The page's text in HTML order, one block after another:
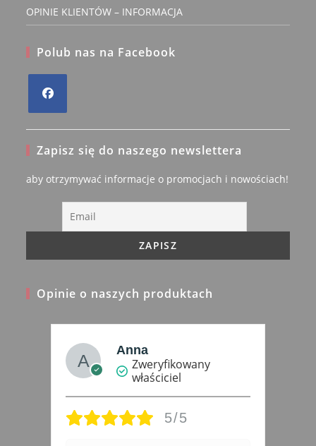
OPINIE KLIENTÓW – INFORMACJA
Polub nas na Facebook
a
new
Zapisz się do naszego newslettera
aby otrzymywać informacje o promocjach i nowościach!
Opinie o naszych produktach
Anna
Zweryfikowany
właściciel
5/5